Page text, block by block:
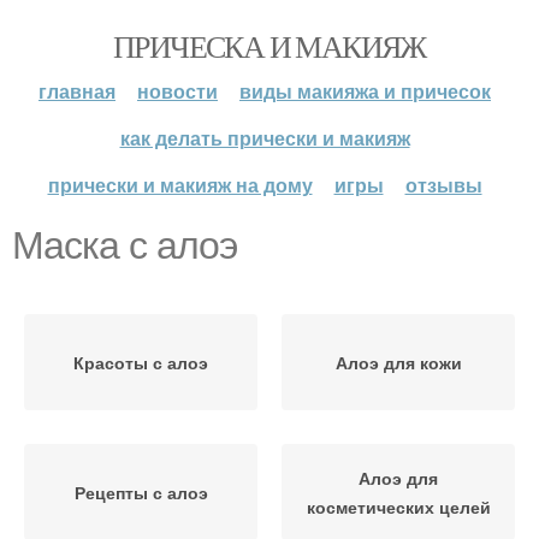
ПРИЧЕСКА И МАКИЯЖ
главная новости
виды макияжа и причесок
как делать прически и макияж
прически и макияж на дому
игры отзывы
Маска с алоэ
Красоты с алоэ Алоэ для кожи
Рецепты с алоэ
Алоэ для
косметических целей